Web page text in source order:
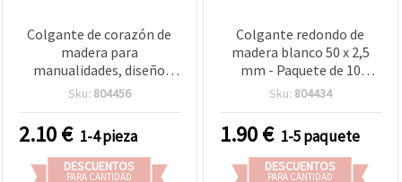
Colgante de corazón de
madera para
manualidades, diseño
grabado, 90x90x10 mm,
Sku: 804456
2.10€ 1-4 pieza
DESCUENTOS
PARA CANTIDAD
Colgante redondo de
madera blanco 50 x 2,5
mm - Paquete de 10
piezas
Sku: 804434
1.90€ 1-5 paquete
DESCUENTOS
PARA CANTIDAD